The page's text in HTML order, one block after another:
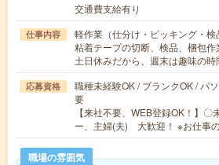
交通費支給有り
仕事内容
軽作業（仕分け・ピッキング・検
粘着テープの切断、検品、梱包
土日休みだから、週末は趣味の
応募資格
職種未経験OK / ブランクOK / パ
要
【来社不要、WEB登録OK！】
ー、主婦(夫) 大歓迎！ ※お仕事
職場の雰囲気